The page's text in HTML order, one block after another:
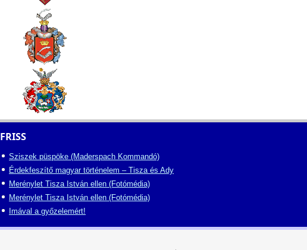
FRISS
Sziszek püspöke (Maderspach Kommandó)
Érdekfeszítő magyar történelem – Tisza és Ady
Merénylet Tisza István ellen (Fotómédia)
Merénylet Tisza István ellen (Fotómédia)
Imával a győzelemért!